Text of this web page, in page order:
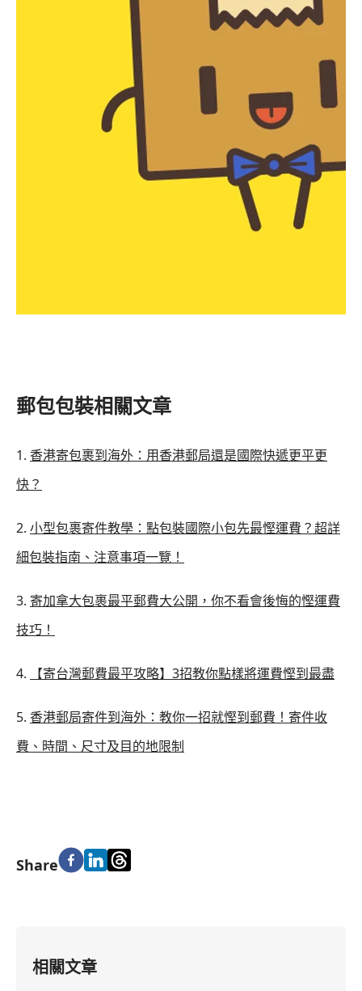
郵包包裝相關文章
1. 香港寄包裹到海外：用香港郵局還是國際快遞更平更
快？
2. 小型包裹寄件教學：點包裝國際小包先最慳運費？超詳
細包裝指南、注意事項一覽！
3. 寄加拿大包裹最平郵費大公開，你不看會後悔的慳運費
技巧！
4. 【寄台灣郵費最平攻略】3招教你點樣將運費慳到最盡
5. 香港郵局寄件到海外：教你一招就慳到郵費！寄件收
費、時間、尺寸及目的地限制
Share
相關文章